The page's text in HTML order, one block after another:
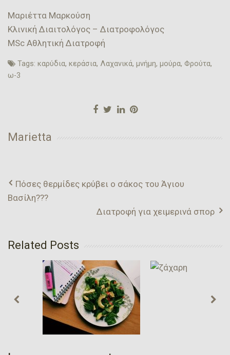
Μαριέττα Μαρκούση
Κλινική Διαιτολόγος – Διατροφολόγος
MSc Αθλητική Διατροφή
Tags: καρύδια, κεράσια, Λαχανικά, μνήμη, μούρα, Φρούτα,
ω-3
Marietta
Πόσες θερμίδες κρύβει ο σάκος του Άγιου
Βασίλη???
Διατροφή για χειμερινά σπορ
Related Posts
Ποιες Είναι Οι
Τροφές Που Θα
Ενισχύσουν Τη
Συγκέντρωσή
Μας..?
Ζάχαρ